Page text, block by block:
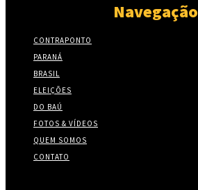
Navegação
CONTRAPONTO
PARANÁ
BRASIL
ELEIÇÕES
DO BAÚ
FOTOS & VÍDEOS
QUEM SOMOS
CONTATO